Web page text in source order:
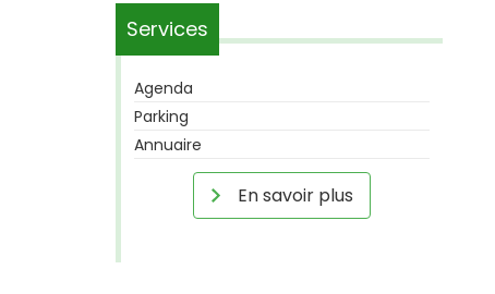
Services
Agenda
Parking
Annuaire
En savoir plus